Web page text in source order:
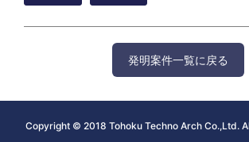
発明案件一覧に戻る
Copyright © 2018 Tohoku Techno Arch Co.,Ltd.